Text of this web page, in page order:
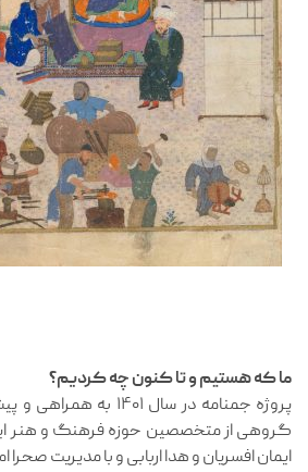
ما که هستیم و تا کنون چه کردیم؟
پروژه جمنامه در سال
گروهی از متخصصین حوزه فرهنگ و هنر
ایمان افسریان و هدا اربابی و با مدیریت صحرا